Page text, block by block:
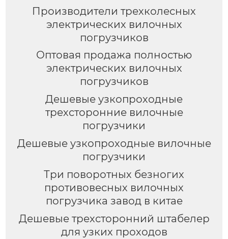
Производители трехколесных
электрических вилочных
погрузчиков
Оптовая продажа полностью
электрических вилочных
погрузчиков
Дешевые узкопроходные
трехсторонние вилочные
погрузчики
Дешевые узкопроходные вилочные
погрузчики
Три поворотных безногих
противовесных вилочных
погрузчика завод в китае
Дешевые трехсторонний штабелер
для узких проходов